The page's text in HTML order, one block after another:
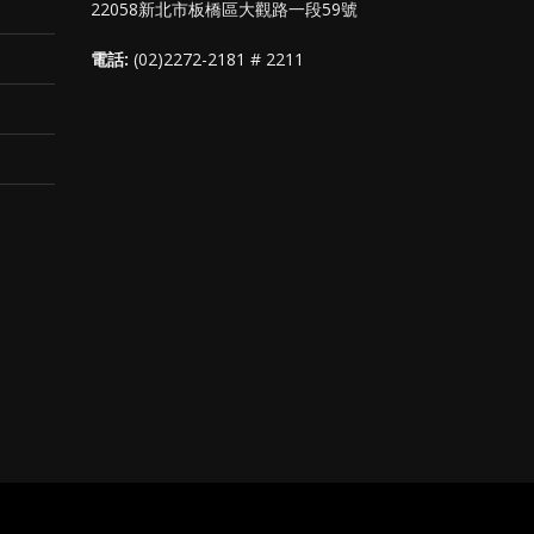
22058新北市板橋區大觀路一段59號
電話: (02)2272-2181 # 2211